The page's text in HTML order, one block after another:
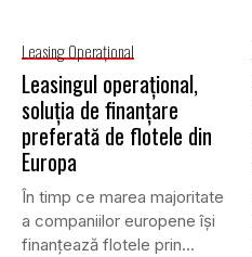
Leasing Operaţional
Leasingul operațional,
soluția de finanțare
preferată de flotele din
Europa
În timp ce marea majoritate
a companiilor europene își
finanțează flotele prin...